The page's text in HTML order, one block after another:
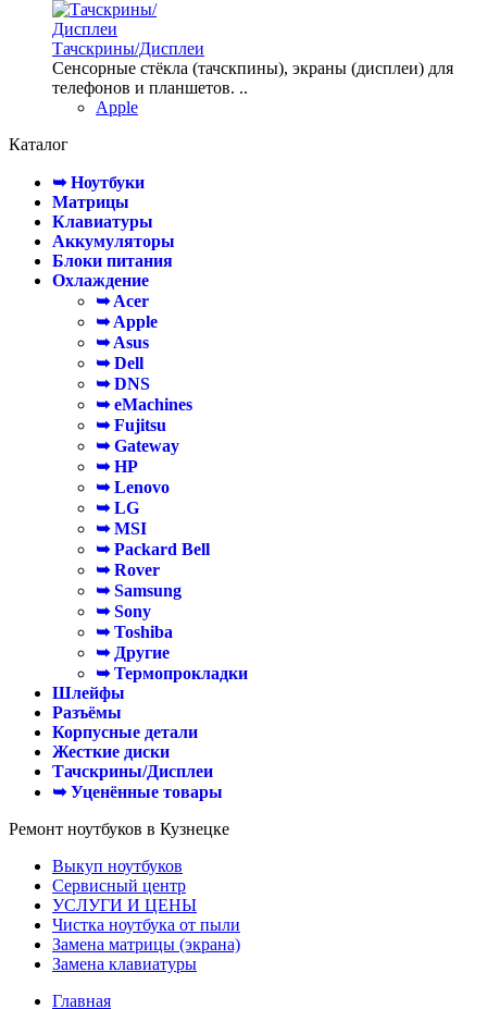
Тачскрины/Дисплеи
Сенсорные стёкла (тачскпины), экраны (дисплеи) для
телефонов и планшетов. ..
Apple
Каталог
➥ Ноутбуки
Матрицы
Клавиатуры
Аккумуляторы
Блоки питания
Охлаждение
➥ Acer
➥ Apple
➥ Asus
➥ Dell
➥ DNS
➥ eMachines
➥ Fujitsu
➥ Gateway
➥ HP
➥ Lenovo
➥ LG
➥ MSI
➥ Packard Bell
➥ Rover
➥ Samsung
➥ Sony
➥ Toshiba
➥ Другие
➥ Термопрокладки
Шлейфы
Разъёмы
Корпусные детали
Жесткие диски
Тачскрины/Дисплеи
➥ Уценённые товары
Ремонт ноутбуков в Кузнецке
Выкуп ноутбуков
Сервисный центр
УСЛУГИ И ЦЕНЫ
Чистка ноутбука от пыли
Замена матрицы (экрана)
Замена клавиатуры
Главная